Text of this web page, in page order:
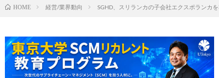
HOME 経営/業界動向 SGHD、スリランカの子会社エクスポランカ